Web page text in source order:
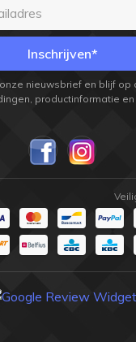
Inschrijven*
nieuwsbrief en blijf op
productinformatie